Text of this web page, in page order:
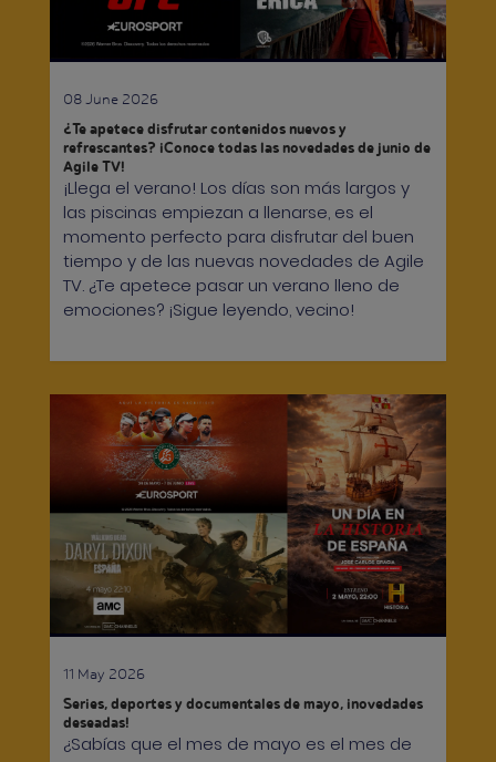
08 June 2026
¿Te apetece disfrutar contenidos nuevos y
refrescantes? ¡Conoce todas las novedades de junio de
Agile TV!
¡Llega el verano! Los días son más largos y
las piscinas empiezan a llenarse, es el
momento perfecto para disfrutar del buen
tiempo y de las nuevas novedades de Agile
TV. ¿Te apetece pasar un verano lleno de
emociones? ¡Sigue leyendo, vecino!
11 May 2026
Series, deportes y documentales de mayo, ¡novedades
deseadas!
¿Sabías que el mes de mayo es el mes de